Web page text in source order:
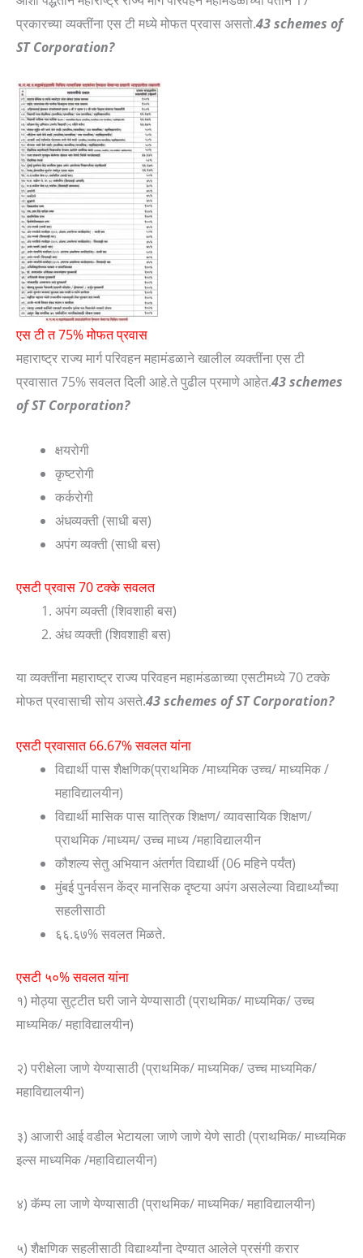
प्रकारच्या व्यक्तींना एस टी मध्ये मोफत प्रवास असतो.43 schemes of
ST Corporation?
एस टी त 75% मोफत प्रवास
महाराष्ट्र राज्य मार्ग परिवहन महामंडळाने खालील व्यक्तींना एस टी
प्रवासात 75% सवलत दिली आहे.ते पुढील प्रमाणे आहेत.43 schemes
of ST Corporation?
क्षयरोगी
कृष्टरोगी
कर्करोगी
अंधव्यक्ती (साधी बस)
अपंग व्यक्ती (साधी बस)
एसटी प्रवास 70 टक्के सवलत
अपंग व्यक्ती (शिवशाही बस)
अंध व्यक्ती (शिवशाही बस)
या व्यक्तींना महाराष्ट्र राज्य परिवहन महामंडळाच्या एसटीमध्ये 70 टक्के
मोफत प्रवासाची सोय असते.43 schemes of ST Corporation?
एसटी प्रवासात 66.67% सवलत यांना
विद्यार्थी पास शैक्षणिक(प्राथमिक /माध्यमिक उच्च/ माध्यमिक /
महाविद्यालयीन)
विद्यार्थी मासिक पास यात्रिक शिक्षण/ व्यावसायिक शिक्षण/
प्राथमिक /माध्यम/ उच्च माध्य /महाविद्यालयीन
कौशल्य सेतु अभियान अंतर्गत विद्यार्थी (06 महिने पर्यंत)
मुंबई पुनर्वसन केंद्र मानसिक दृष्टया अपंग असलेल्या विद्यार्थ्यांच्या
सहलीसाठी
६६.६७% सवलत मिळते.
एसटी ५०% सवलत यांना
१) मोठ्या सुट्टीत घरी जाने येण्यासाठी (प्राथमिक/ माध्यमिक/ उच्च
माध्यमिक/ महाविद्यालयीन)
२) परीक्षेला जाणे येण्यासाठी (प्राथमिक/ माध्यमिक/ उच्च माध्यमिक/
महाविद्यालयीन)
३) आजारी आई वडील भेटायला जाणे जाणे येणे साठी (प्राथमिक/ माध्यमिक
इल्स माध्यमिक /महाविद्यालयीन)
४) कॅम्प ला जाणे येण्यासाठी (प्राथमिक/ माध्यमिक/ महाविद्यालयीन)
५) शैक्षणिक सहलीसाठी विद्यार्थ्यांना देण्यात आलेले प्रसंगी करार